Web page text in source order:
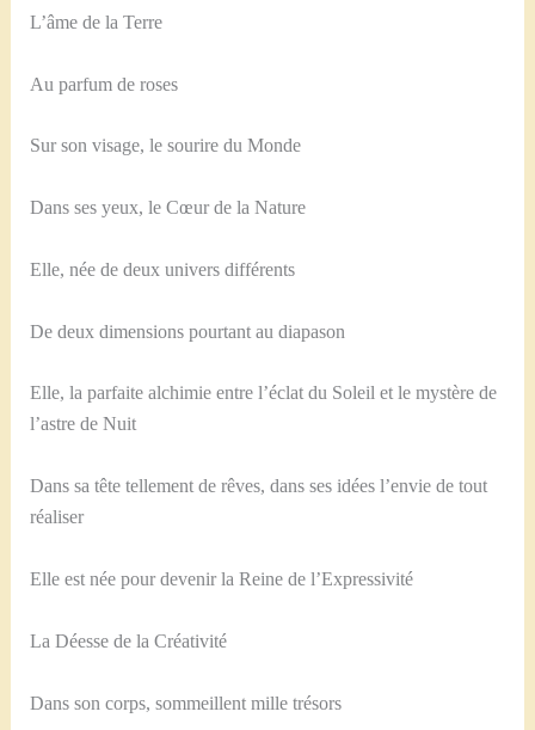
L’âme de la Terre
Au parfum de roses
Sur son visage, le sourire du Monde
Dans ses yeux, le Cœur de la Nature
Elle, née de deux univers différents
De deux dimensions pourtant au diapason
Elle, la parfaite alchimie entre l’éclat du Soleil et le mystère de
l’astre de Nuit
Dans sa tête tellement de rêves, dans ses idées l’envie de tout
réaliser
Elle est née pour devenir la Reine de l’Expressivité
La Déesse de la Créativité
Dans son corps, sommeillent mille trésors